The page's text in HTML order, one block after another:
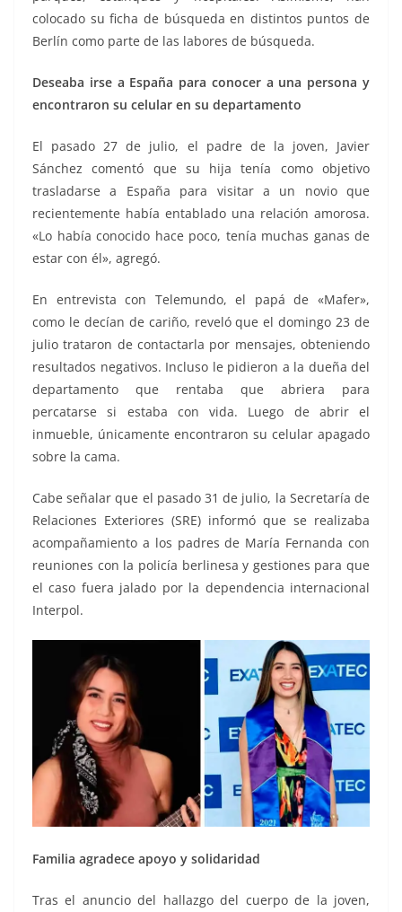
colocado su ficha de búsqueda en distintos puntos de
Berlín como parte de las labores de búsqueda.
Deseaba irse a España para conocer a una persona y
encontraron su celular en su departamento
El pasado 27 de julio, el padre de la joven, Javier
Sánchez comentó que su hija tenía como objetivo
trasladarse a España para visitar a un novio que
recientemente había entablado una relación amorosa.
«Lo había conocido hace poco, tenía muchas ganas de
estar con él», agregó.
En entrevista con Telemundo, el papá de «Mafer»,
como le decían de cariño, reveló que el domingo 23 de
julio trataron de contactarla por mensajes, obteniendo
resultados negativos. Incluso le pidieron a la dueña del
departamento que rentaba que abriera para
percatarse si estaba con vida. Luego de abrir el
inmueble, únicamente encontraron su celular apagado
sobre la cama.
Cabe señalar que el pasado 31 de julio, la Secretaría de
Relaciones Exteriores (SRE) informó que se realizaba
acompañamiento a los padres de María Fernanda con
reuniones con la policía berlinesa y gestiones para que
el caso fuera jalado por la dependencia internacional
Interpol.
Familia agradece apoyo y solidaridad
Tras el anuncio del hallazgo del cuerpo de la joven,